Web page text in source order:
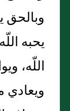
يحبه
اللّه،
ويعادي